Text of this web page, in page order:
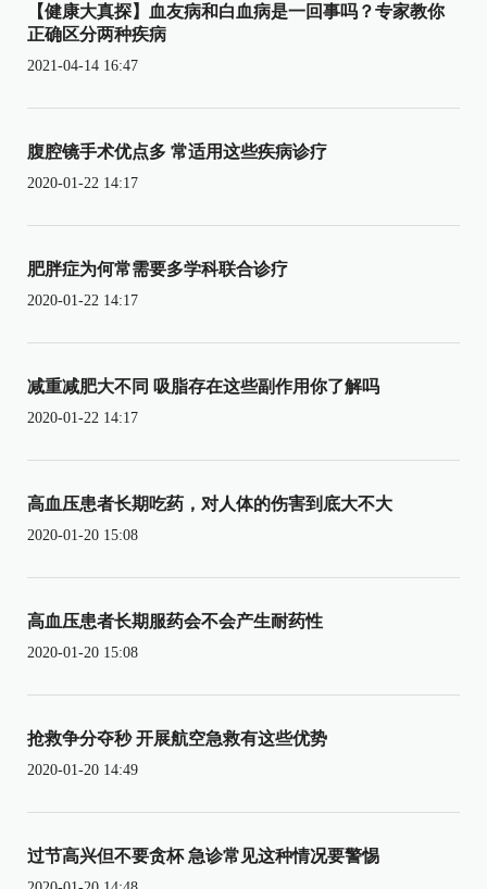
【健康大真探】血友病和白血病是一回事吗？专家教你
正确区分两种疾病
2021-04-14 16:47
腹腔镜手术优点多 常适用这些疾病诊疗
2020-01-22 14:17
肥胖症为何常需要多学科联合诊疗
2020-01-22 14:17
减重减肥大不同 吸脂存在这些副作用你了解吗
2020-01-22 14:17
高血压患者长期吃药，对人体的伤害到底大不大
2020-01-20 15:08
高血压患者长期服药会不会产生耐药性
2020-01-20 15:08
抢救争分夺秒 开展航空急救有这些优势
2020-01-20 14:49
过节高兴但不要贪杯 急诊常见这种情况要警惕